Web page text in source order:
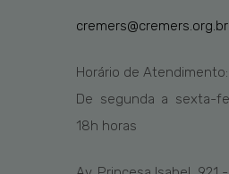
cremers@cremers.org.br
Horário de Atendimento:
De segunda a sexta-
18h horas